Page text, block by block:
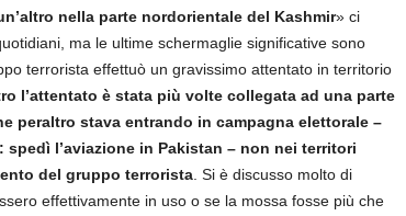
nella parte nordorientale del Kashmir» ci
ma le ultime schermaglie significative sono
terrorista effettuò un gravissimo attentato in territorio
l’attentato è stata più volte collegata ad una parte
peraltro stava entrando in campagna elettorale –
l’aviazione in Pakistan – non nei territori
del gruppo terrorista. Si è discusso molto di
effettivamente in uso o se la mossa fosse più che